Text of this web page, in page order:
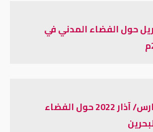
حول الفضاء المدني في
تقرير شهر مارس/ آذار 2022 حول الفضاء